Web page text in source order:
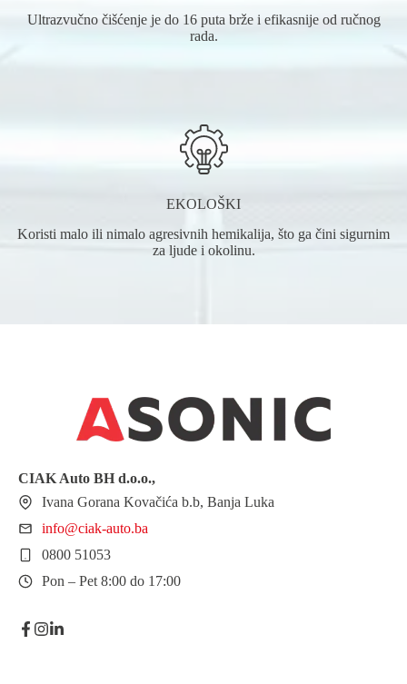
Ultrazvučno čišćenje je do 16 puta brže i efikasnije od ručnog
rada.
EKOLOŠKI
Koristi malo ili nimalo agresivnih hemikalija, što ga čini sigurnim
za ljude i okolinu.
CIAK Auto BH d.o.o.,
Ivana Gorana Kovačića b.b, Banja Luka
info@ciak-auto.ba
0800 51053
Pon – Pet 8:00 do 17:00